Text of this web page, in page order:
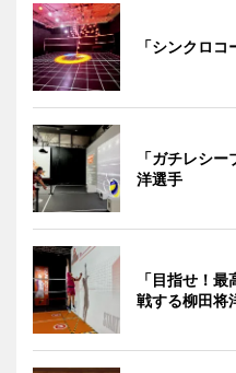
「シンクロコ
「ガチレシ
洋選手
「目指せ！
戦する柳田将